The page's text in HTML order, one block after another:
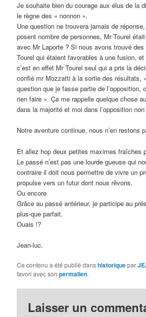
Je souhaite bien du courage aux élus de la
le règne des « nonnon ».
Une question ne trouvera jamais de
posent nombre de personnes, Mr Tourel
avec Mr Laporte ? Si nous avons trouvé
Tourel qui étaient favorables à une fusion,
c’est en effet Mr Tourel seul qui a pris la
confié mr Mozzatti à la sortie des résultats,
question que je fasse partie de l’opposition,
rien faire ». Ça me rappelle quelque chose
dans la majorité et moi dans l’opposition
Notre aventure continue, nous n’en restons
Et allez hop deux petites maximes fraîches
Le passé n’est pas une lourde gueuse qui
contraire il doit nous permettre de vivre un
propulse vers un futur dont nous rêvons.
Ou encore
Grâce au passé antérieur, je participe au
plus-que parfait.
Ouais !?
Jean-luc.
Ce contenu a été publié danshistoriquepar
favori avec sonpermalien.
Laisser un